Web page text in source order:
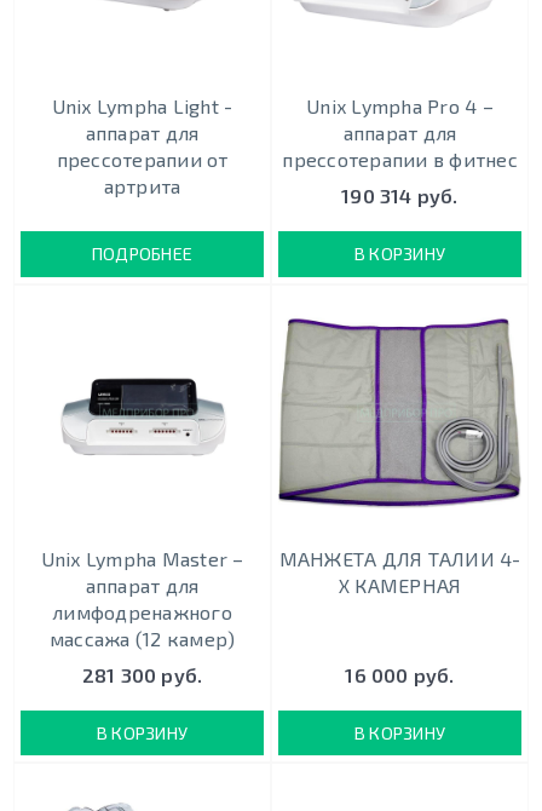
Unix Lympha Light -
аппарат для
прессотерапии от
артрита
ПОДРОБНЕЕ
Unix Lympha Pro 4 –
аппарат для
прессотерапии в фитнес
190 314 руб.
В КОРЗИНУ
Unix Lympha Master –
аппарат для
лимфодренажного
массажа (12 камер)
281 300 руб.
В КОРЗИНУ
МАНЖЕТА ДЛЯ ТАЛИИ 4-
Х КАМЕРНАЯ
16 000 руб.
В КОРЗИНУ